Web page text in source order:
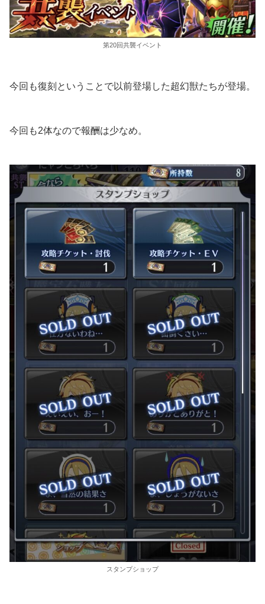
第20回共襲イベント
今回も復刻ということで以前登場した超幻獣たちが登場。
今回も2体なので報酬は少なめ。
スタンプショップ